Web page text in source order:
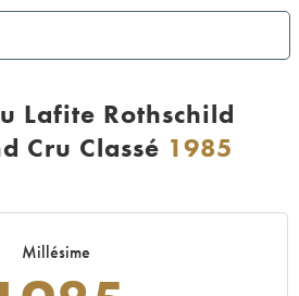
Lafite Rothschild
Cru Classé 1985
Millésime